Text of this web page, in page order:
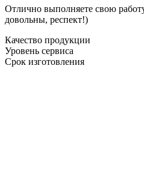
Отлично выполняете свою
довольны, респект!)
Качество продукции
Уровень сервиса
Срок изготовления